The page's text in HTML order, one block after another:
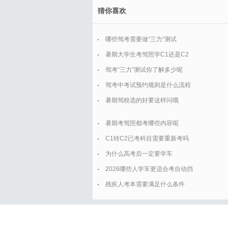
猜你喜欢
哪些驾考需要做“三力”测试
暑期大学生考驾照学C1还是C2
驾考“三力”测试你了解多少呢
驾考中考试预约规则是什么流程
暑期驾校选的好要这样问哦
暑期考驾照都考哪些内容呢
C1转C2已考科目需要重新考吗
为什么高考后一定要学车
2026哪些人学车更适合考自动挡
残疾人考本需要满足什么条件